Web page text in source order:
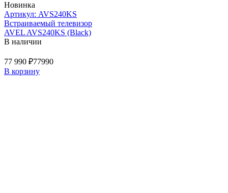
Новинка
Артикул: AVS240KS
Встраиваемый телевизор
AVEL AVS240KS (Black)
В наличии
77 990 ₽77990
В корзину